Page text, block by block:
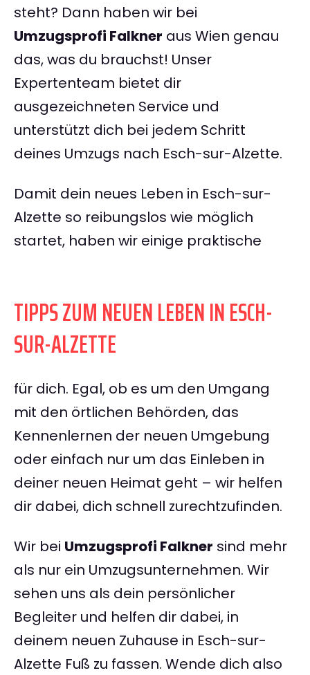
steht? Dann haben wir bei
Umzugsprofi Falkner aus Wien genau
das, was du brauchst! Unser
Expertenteam bietet dir
ausgezeichneten Service und
unterstützt dich bei jedem Schritt
deines Umzugs nach Esch-sur-Alzette.
Damit dein neues Leben in Esch-sur-
Alzette so reibungslos wie möglich
startet, haben wir einige praktische
TIPPS ZUM NEUEN LEBEN IN ESCH-
SUR-ALZETTE
für dich. Egal, ob es um den Umgang
mit den örtlichen Behörden, das
Kennenlernen der neuen Umgebung
oder einfach nur um das Einleben in
deiner neuen Heimat geht – wir helfen
dir dabei, dich schnell zurechtzufinden.
Wir bei Umzugsprofi Falkner sind mehr
als nur ein Umzugsunternehmen. Wir
sehen uns als dein persönlicher
Begleiter und helfen dir dabei, in
deinem neuen Zuhause in Esch-sur-
Alzette Fuß zu fassen. Wende dich also